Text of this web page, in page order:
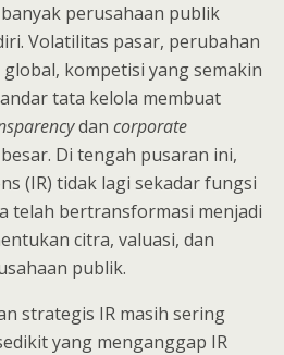
perusahaan publik
Volatilitas pasar, perubahan
kompetisi yang semakin
tata kelola membuat
dan corporate
Di tengah pusaran ini,
(IR) tidak lagi sekadar fungsi
telah bertransformasi menjadi
citra, valuasi, dan
publik.
strategis IR masih sering
yang menganggap IR